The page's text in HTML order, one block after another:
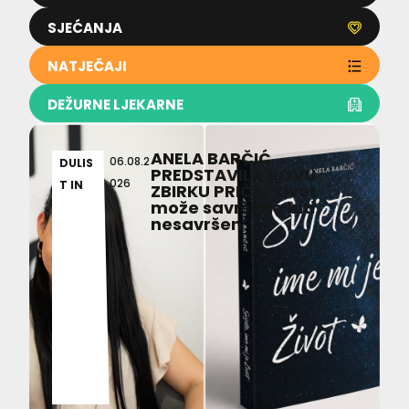
SJEĆANJA
NATJEČAJI
DEŽURNE LJEKARNE
DULIS
T IN
06.08.2
026
ANELA BARČIĆ
PREDSTAVILA NOVU
ZBIRKU PRIČA ‘Život
može savršeno biti
nesavršen’